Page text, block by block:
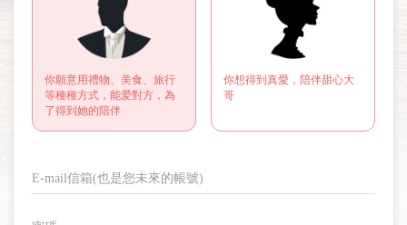
你願意用禮物、美食、旅行
等種種方式，能爱對方，為
了得到她的陪伴
你想得到真愛，陪伴甜心大
哥